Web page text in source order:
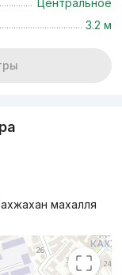
Центральное
3.2 м
махалля